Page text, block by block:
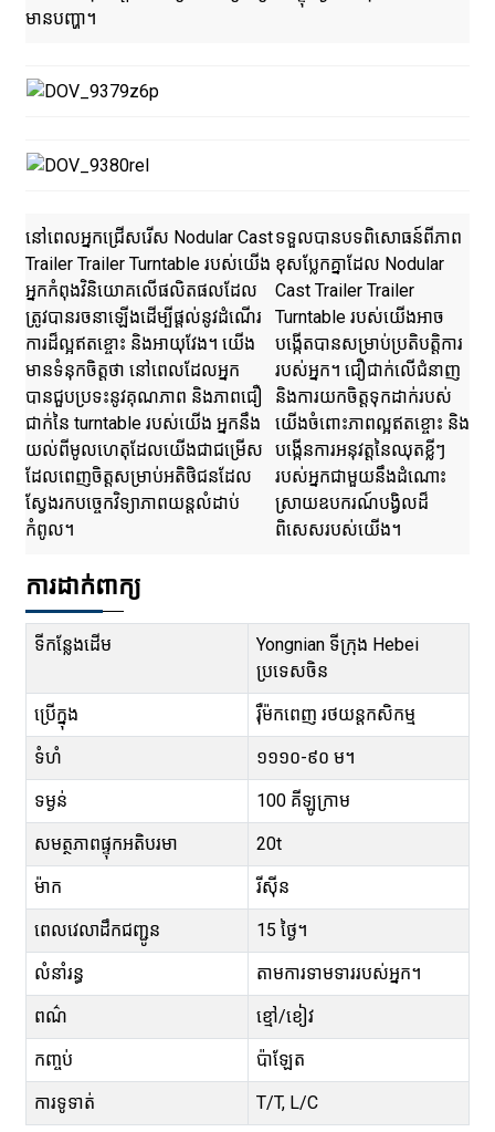
មានបញ្ហា។
នៅពេលអ្នកជ្រើសរើស Nodular Cast
Trailer Trailer Turntable របស់យើង
អ្នកកំពុងវិនិយោគលើផលិតផលដែល
ត្រូវបានរចនាឡើងដើម្បីផ្តល់នូវដំណើរ
ការដ៏ល្អឥតខ្ចោះ និងអាយុវែង។ យើង
មានទំនុកចិត្តថា នៅពេលដែលអ្នក
បានជួបប្រទះនូវគុណភាព និងភាពជឿ
ជាក់នៃ turntable របស់យើង អ្នកនឹង
យល់ពីមូលហេតុដែលយើងជាជម្រើស
ដែលពេញចិត្តសម្រាប់អតិថិជនដែល
ស្វែងរកបច្ចេកវិទ្យាភាពយន្តលំដាប់
កំពូល។
ទទួលបានបទពិសោធន៍ពីភាព
ខុសប្លែកគ្នាដែល Nodular
Cast Trailer Trailer
Turntable របស់យើងអាច
បង្កើតបានសម្រាប់ប្រតិបត្តិការ
របស់អ្នក។ ជឿជាក់លើជំនាញ
និងការយកចិត្តទុកដាក់របស់
យើងចំពោះភាពល្អឥតខ្ចោះ និង
បង្កើនការអនុវត្តនៃឈុតខ្លីៗ
របស់អ្នកជាមួយនឹងដំណោះ
ស្រាយឧបករណ៍បង្វិលដ៏
ពិសេសរបស់យើង។
ការដាក់ពាក្យ
ទីកន្លែងដើម
Yongnian ទីក្រុង Hebei
ប្រទេសចិន
ប្រើក្នុង រ៉ឺម៉កពេញ រថយន្តកសិកម្ម
ទំហំ ១១១០-៩០ ម។
ទម្ងន់ 100 គីឡូក្រាម
សមត្ថភាពផ្ទុកអតិបរមា 20t
ម៉ាក រីស៊ីន
ពេលវេលាដឹកជញ្ជូន 15 ថ្ងៃ។
លំនាំរន្ធ តាមការទាមទាររបស់អ្នក។
ពណ៌ ខ្មៅ/ខៀវ
កញ្ចប់ ប៉ាឡែត
ការទូទាត់ T/T, L/C